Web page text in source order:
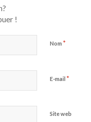
!
Nom *
E-mail *
Site web